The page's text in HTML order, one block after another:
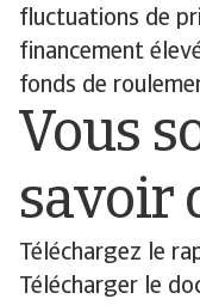
fluctuations de
financement
fonds de
Vous
savoir
Téléchargez le
Télécharger le